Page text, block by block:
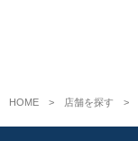
HOME 店舗を探す